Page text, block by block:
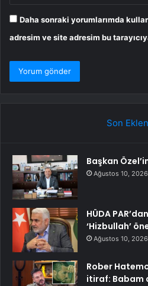
Daha sonraki yorumlarımda
adresim ve site adresim bu
Son
Başkan
Ağustos 10, 2026
HÜDA
‘Hizbullah’
Ağustos 10, 2026
Rober
itiraf: Babam